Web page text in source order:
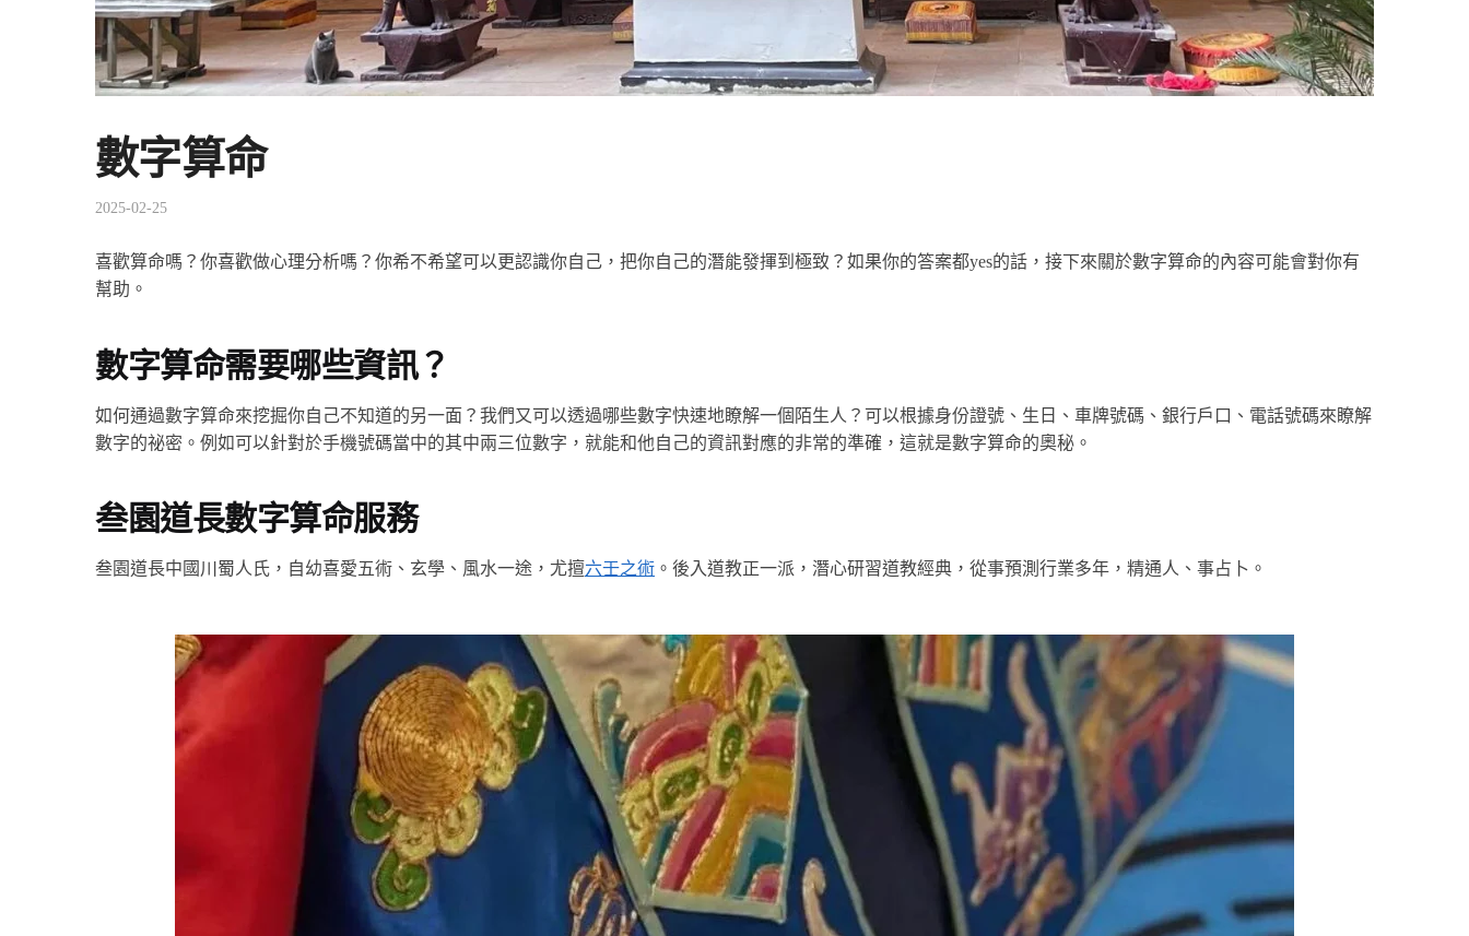
數字算命
2025-02-25
喜歡算命嗎？你喜歡做心理分析嗎？你希不希望可以更認識你自己，把你自己的潛能發揮到極致？如果你的答案都yes的話，接下來關於數字算命的內容可能會對你有
幫助。
數字算命需要哪些資訊？
如何通過數字算命來挖掘你自己不知道的另一面？我們又可以透過哪些數字快速地瞭解一個陌生人？可以根據身份證號、生日、車牌號碼、銀行戶口、電話號碼來瞭解
數字的祕密。例如可以針對於手機號碼當中的其中兩三位數字，就能和他自己的資訊對應的非常的準確，這就是數字算命的奧秘。
叁園道長數字算命服務
叁園道長中國川蜀人氏，自幼喜愛五術、玄學、風水一途，尤擅六壬之術 。後入道教正一派，潛心研習道教經典，從事預測行業多年，精通人、事占卜。